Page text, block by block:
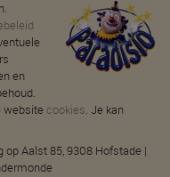
en
website cookies. Je kan
op Aalst 85, 9308 Hofstade |